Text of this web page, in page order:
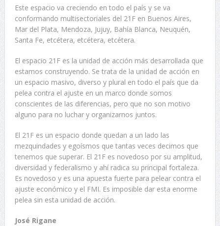
Este espacio va creciendo en todo el país y se va
conformando multisectoriales del 21F en Buenos Aires,
Mar del Plata, Mendoza, Jujuy, Bahía Blanca, Neuquén,
Santa Fe, etcétera, etcétera, etcétera.
El espacio 21F es la unidad de acción más desarrollada que
estamos construyendo. Se trata de la unidad de acción en
un espacio masivo, diverso y plural en todo el país que da
pelea contra el ajuste en un marco donde somos
conscientes de las diferencias, pero que no son motivo
alguno para no luchar y organizarnos juntos.
El 21F es un espacio donde quedan a un lado las
mezquindades y egoísmos que tantas veces decimos que
tenemos que superar. El 21F es novedoso por su amplitud,
diversidad y federalismo y ahí radica su principal fortaleza.
Es novedoso y es una apuesta fuerte para pelear contra el
ajuste económico y el FMI. Es imposible dar esta enorme
pelea sin esta unidad de acción.
José Rigane